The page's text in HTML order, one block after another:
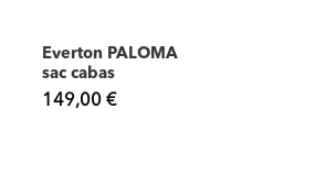
Everton PALOMA
sac cabas
149,00 €